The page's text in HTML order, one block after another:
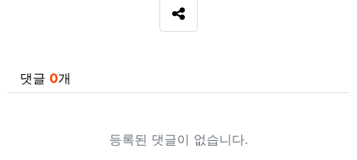
SNS 공유
댓글 0개
등록된 댓글이 없습니다.